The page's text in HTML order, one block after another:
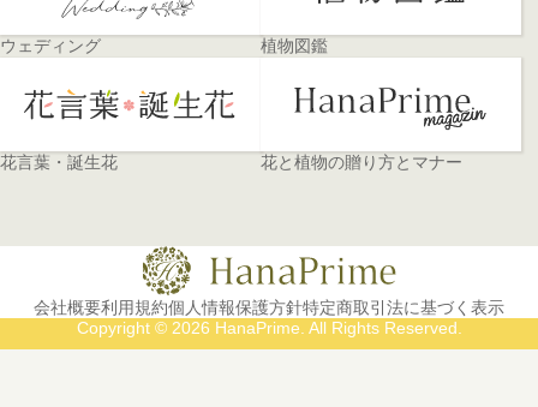
ウェディング 植物図鑑
花言葉・誕生花 花と植物の贈り方とマナー
会社概要利用規約個人情報保護方針特定商取引法に基づく表示
Copyright © 2026 HanaPrime. All Rights Reserved.